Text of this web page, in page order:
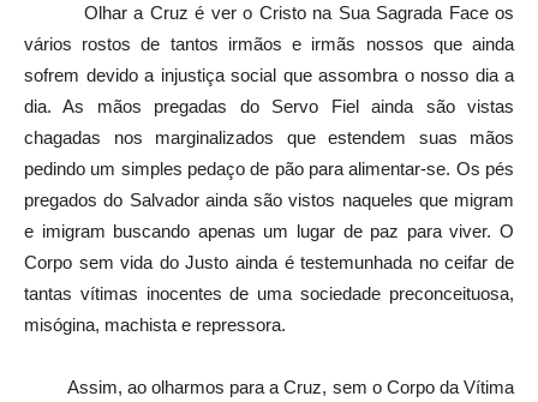
Olhar a Cruz é ver o Cristo na Sua Sagrada Face os
vários rostos de tantos irmãos e irmãs nossos que ainda
sofrem devido a injustiça social que assombra o nosso dia a
dia. As mãos pregadas do Servo Fiel ainda são vistas
chagadas nos marginalizados que estendem suas mãos
pedindo um simples pedaço de pão para alimentar-se. Os pés
pregados do Salvador ainda são vistos naqueles que migram
e imigram buscando apenas um lugar de paz para viver. O
Corpo sem vida do Justo ainda é testemunhada no ceifar de
tantas vítimas inocentes de uma sociedade preconceituosa,
misógina, machista e repressora.
Assim, ao olharmos para a Cruz, sem o Corpo da Vítima